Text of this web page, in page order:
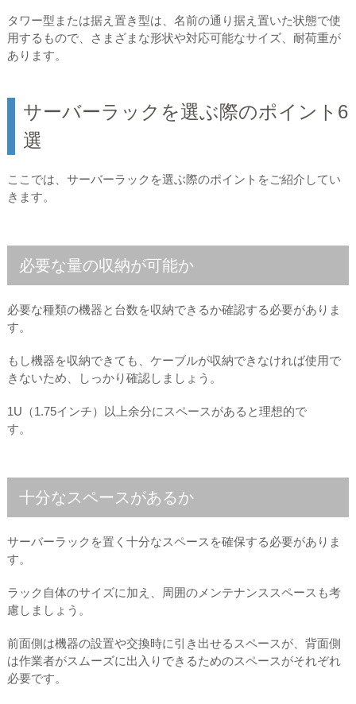
タワー型または据え置き型は、名前の通り据え置いた状態で使
用するもので、さまざまな形状や対応可能なサイズ、耐荷重が
あります。
サーバーラックを選ぶ際のポイント6
選
ここでは、サーバーラックを選ぶ際のポイントをご紹介してい
きます。
必要な量の収納が可能か
必要な種類の機器と台数を収納できるか確認する必要がありま
す。
もし機器を収納できても、ケーブルが収納できなければ使用で
きないため、しっかり確認しましょう。
1U（1.75インチ）以上余分にスペースがあると理想的で
す。
十分なスペースがあるか
サーバーラックを置く十分なスペースを確保する必要がありま
す。
ラック自体のサイズに加え、周囲のメンテナンススペースも考
慮しましょう。
前面側は機器の設置や交換時に引き出せるスペースが、背面側
は作業者がスムーズに出入りできるためのスペースがそれぞれ
必要です。